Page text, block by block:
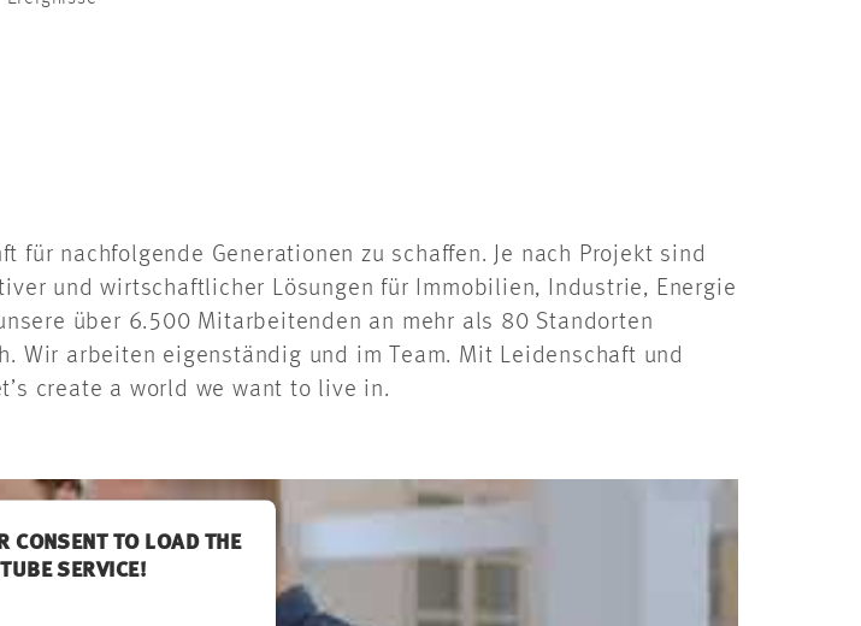
nachfolgende Generationen zu schaffen. Je nach Projekt sind
und wirtschaftlicher Lösungen für Immobilien, Industrie, Energie
über 6.500 Mitarbeitenden an mehr als 80 Standorten
Wir arbeiten eigenständig und im Team. Mit Leidenschaft und
create a world we want to live in.
CONSENT TO LOAD THE
SERVICE!